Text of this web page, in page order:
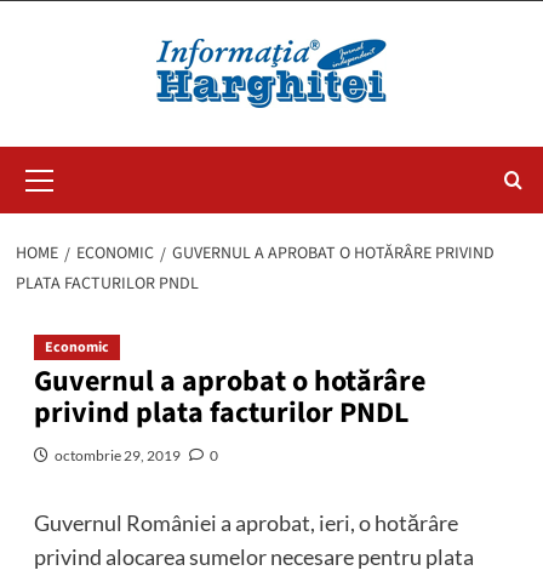
Menu
HOME ECONOMIC
GUVERNUL A APROBAT O HOTĂRÂRE PRIVIND
PLATA FACTURILOR PNDL
Economic
Guvernul a aprobat o hotărâre
privind plata facturilor PNDL
octombrie 29, 2019 0
Guvernul României a aprobat, ieri, o hotărâre
privind alocarea sumelor necesare pentru plata